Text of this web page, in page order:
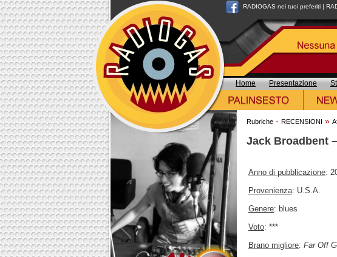
RADIOGAS nei tuoi preferiti |
Home Presentazione
Rubriche - RECENSIONI »
Jack Broadbent
Anno di pubblicazione:
Provenienza: U.S.A.
Genere: blues
Voto: ***
Brano migliore: Far Off